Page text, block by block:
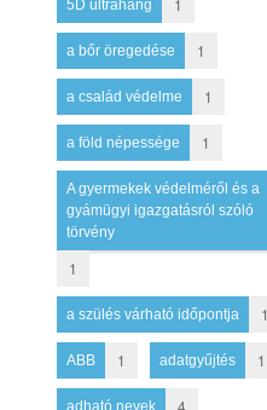
5D ultrahang 1
a bőr öregedése 1
a család védelme 1
a föld népessége 1
A gyermekek védelméről és a
gyámügyi igazgatásról szóló
törvény
1
a szülés várható időpontja 1
ABB 1 adatgyűjtés 1
adható nevek 4